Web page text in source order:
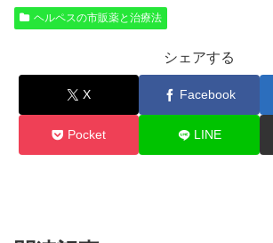
ヘルペスの市販薬と治療法
シェアする
X Facebook
Pocket LINE